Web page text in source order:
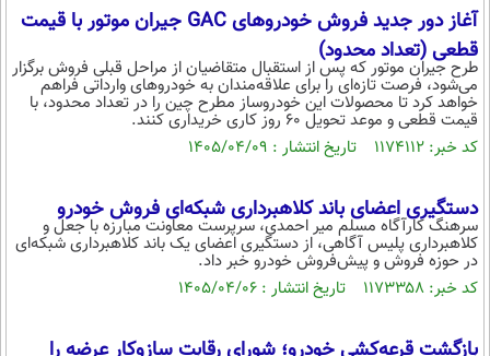
اقتصادی
جامعه
حوادث
سلامت
محیط زیست
سفر و تفریح
بین الملل
سیاست خارجی
فرهنگ و هنر
فناوری و It
علمی
اخبار کریپتو
قرآن
گوناگون
سرگرمی
مجله تصویری سلاح
فیلم
ورزش
خواندنی ها و دیدنی ها
آموزش زبان
آغاز دور جدید فروش خودروهای GAC جیران موتور با قیمت
قطعی (تعداد محدود)
طرح جیران موتور که پس از استقبال متقاضیان از مراحل قبلی فروش برگزار
می‌شود، فرصت تازه‌ای را برای علاقه‌مندان به خودروهای وارداتی فراهم
خواهد کرد تا محصولات این خودروساز مطرح چین را در تعداد محدود، با
قیمت قطعی و موعد تحویل 60 روز کاری خریداری کنند.
کد خبر: ۱۱۷۴۱۱۲ تاریخ انتشار : ۱۴۰۵/۰۴/۰۹
دستگیری اعضای باند کلاهبرداری شبکه‌ای فروش خودرو
سرهنگ کارآگاه مسلم میر احمدی، سرپرست معاونت مبارزه با جعل و
کلاهبرداری پلیس آگاهی، از دستگیری اعضای یک باند کلاهبرداری شبکه‌ای
در حوزه فروش و پیش‌فروش خودرو خبر داد.
کد خبر: ۱۱۷۳۳۵۸ تاریخ انتشار : ۱۴۰۵/۰۴/۰۶